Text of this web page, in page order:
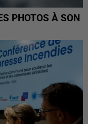
PHOTOS À SON